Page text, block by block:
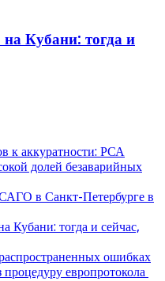
Кубани: тогда и
к аккуратности: РСА
долей безаварийных
в Санкт-Петербурге в
Кубани: тогда и сейчас,
ошибках
европротокола